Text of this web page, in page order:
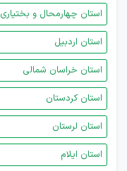
استان چهارمحال و بختیاری
استان اردبیل
استان خراسان شمالی
استان کردستان
استان لرستان
استان ایلام